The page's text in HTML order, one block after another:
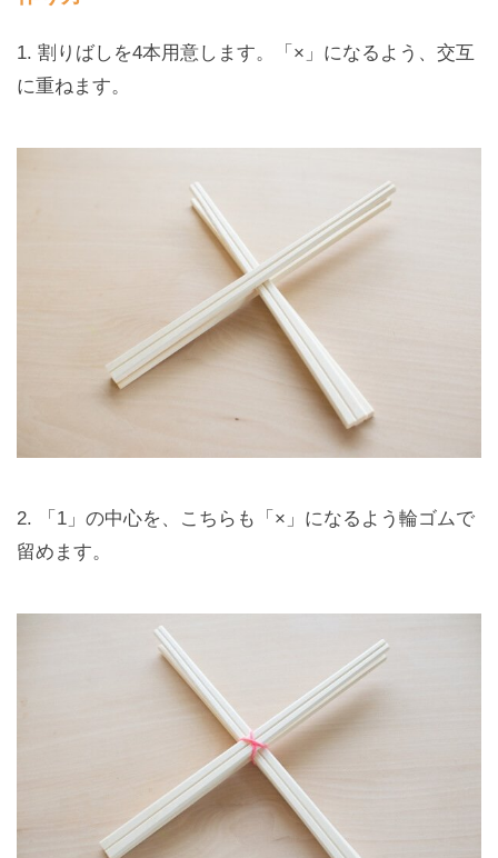
1. 割りばしを4本用意します。「×」になるよう、交互
に重ねます。
2. 「1」の中心を、こちらも「×」になるよう輪ゴムで
留めます。